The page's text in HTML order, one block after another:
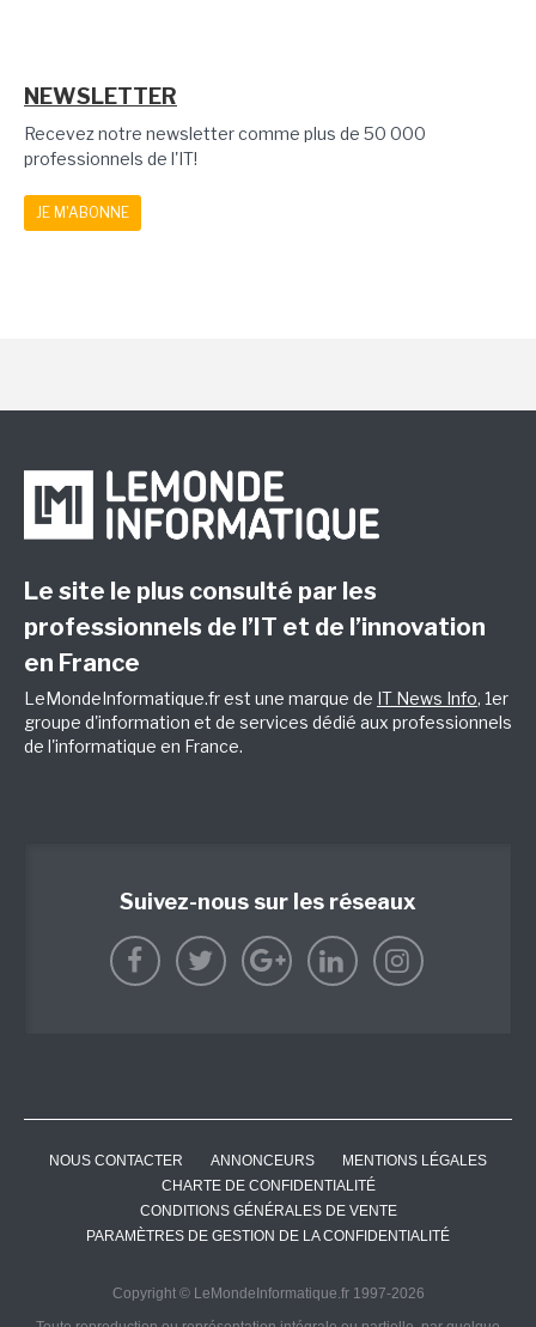
NEWSLETTER
Recevez notre newsletter comme plus de 50 000
professionnels de l'IT!
JE M'ABONNE
Le site le plus consulté par les
professionnels de l’IT et de l’innovation
en France
LeMondeInformatique.fr est une marque de IT News Info, 1er
groupe d'information et de services dédié aux professionnels
de l'informatique en France.
Suivez-nous sur les réseaux
NOUS CONTACTER ANNONCEURS
MENTIONS LÉGALES
CHARTE DE CONFIDENTIALITÉ
CONDITIONS GÉNÉRALES DE VENTE
PARAMÈTRES DE GESTION DE LA CONFIDENTIALITÉ
Copyright © LeMondeInformatique.fr 1997-2026